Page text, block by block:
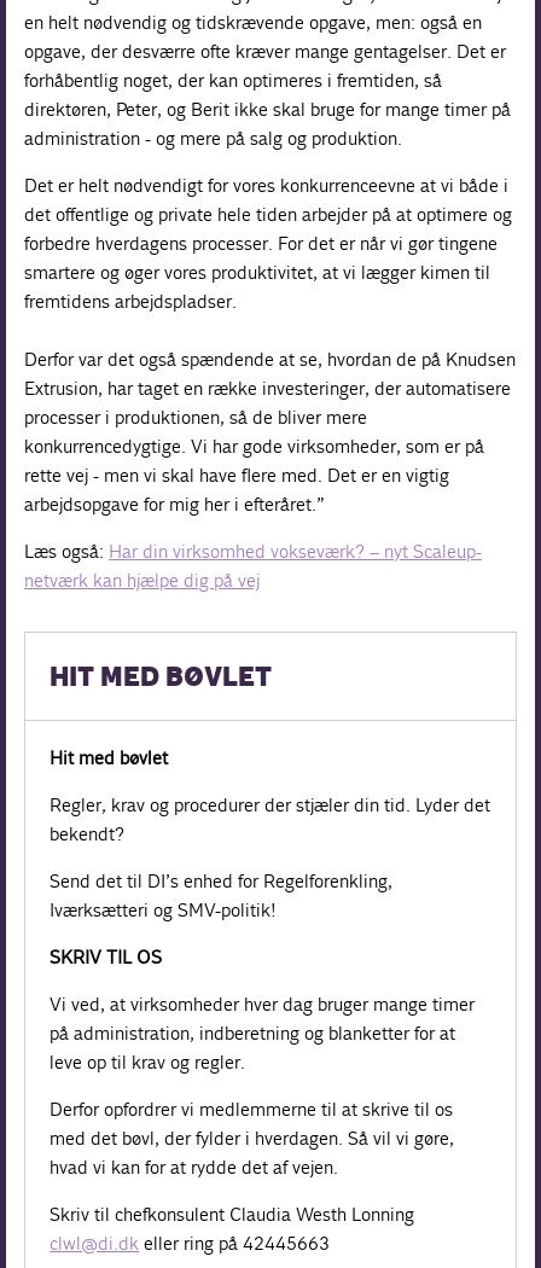
en helt nødvendig og tidskrævende opgave, men: også en
opgave, der desværre ofte kræver mange gentagelser. Det er
forhåbentlig noget, der kan optimeres i fremtiden, så
direktøren, Peter, og Berit ikke skal bruge for mange timer på
administration - og mere på salg og produktion.
Det er helt nødvendigt for vores konkurrenceevne at vi både i
det offentlige og private hele tiden arbejder på at optimere og
forbedre hverdagens processer. For det er når vi gør tingene
smartere og øger vores produktivitet, at vi lægger kimen til
fremtidens arbejdspladser.
Derfor var det også spændende at se, hvordan de på Knudsen
Extrusion, har taget en række investeringer, der automatisere
processer i produktionen, så de bliver mere
konkurrencedygtige. Vi har gode virksomheder, som er på
rette vej - men vi skal have flere med. Det er en vigtig
arbejdsopgave for mig her i efteråret.”
Læs også: Har din virksomhed vokseværk? – nyt Scaleup-
netværk kan hjælpe dig på vej
HIT MED BØVLET
Hit med bøvlet
Regler, krav og procedurer der stjæler din tid. Lyder det
bekendt?
Send det til DI’s enhed for Regelforenkling,
Iværksætteri og SMV-politik!
SKRIV TIL OS
Vi ved, at virksomheder hver dag bruger mange timer
på administration, indberetning og blanketter for at
leve op til krav og regler.
Derfor opfordrer vi medlemmerne til at skrive til os
med det bøvl, der fylder i hverdagen. Så vil vi gøre,
hvad vi kan for at rydde det af vejen.
Skriv til chefkonsulent Claudia Westh Lonning
clwl@di.dk eller ring på 42445663